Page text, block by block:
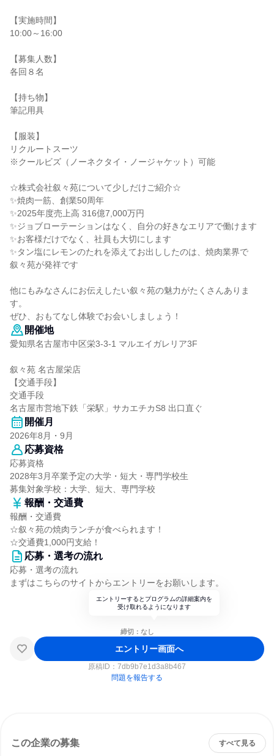
【実施時間】
10:00～16:00
【募集人数】
各回８名
【持ち物】
筆記用具
【服装】
リクルートスーツ
※クールビズ（ノーネクタイ・ノージャケット）可能
☆株式会社叙々苑について少しだけご紹介☆
✨焼肉一筋、創業50周年
✨2025年度売上高 316億7,000万円
✨ジョブローテーションはなく、自分の好きなエリアで働けます
✨お客様だけでなく、社員も大切にします
✨タン塩にレモンのたれを添えてお出ししたのは、焼肉業界で
叙々苑が発祥です
他にもみなさんにお伝えしたい叙々苑の魅力がたくさんありま
す。
ぜひ、おもてなし体験でお会いしましょう！
開催地
愛知県名古屋市中区栄3-3-1 マルエイガレリア3F
叙々苑 名古屋栄店
【交通手段】
交通手段
名古屋市営地下鉄「栄駅」サカエチカS8 出口直ぐ
開催月
2026年8月・9月
応募資格
応募資格
2028年3月卒業予定の大学・短大・専門学校生
募集対象学校：大学、短大、専門学校
報酬・交通費
報酬・交通費
☆叙々苑の焼肉ランチが食べられます！
☆交通費1,000円支給！
応募・選考の流れ
応募・選考の流れ
まずはこちらのサイトからエントリーをお願いします。
エントリーするとプログラムの詳細案内を
受け取れるようになります
締切：なし
エントリー画面へ
原稿ID： 7db9b7e1d3a8b467
問題を報告する
この企業の募集 すべて見る